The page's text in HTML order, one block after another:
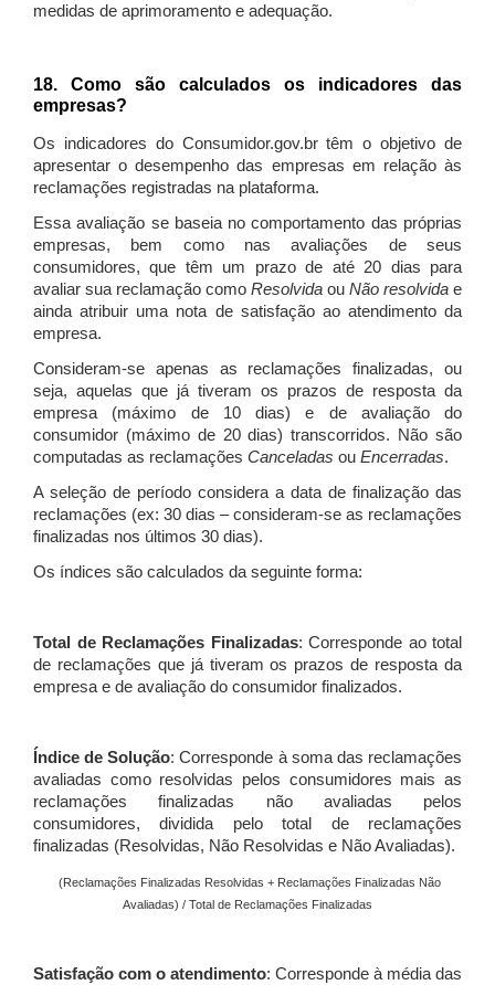
medidas de aprimoramento e adequação.
18. Como são calculados os indicadores das
empresas?
Os indicadores do Consumidor.gov.br têm o objetivo de
apresentar o desempenho das empresas em relação às
reclamações registradas na plataforma.
Essa avaliação se baseia no comportamento das próprias
empresas, bem como nas avaliações de seus
consumidores, que têm um prazo de até 20 dias para
avaliar sua reclamação como Resolvida ou Não resolvida e
ainda atribuir uma nota de satisfação ao atendimento da
empresa.
Consideram-se apenas as reclamações finalizadas, ou
seja, aquelas que já tiveram os prazos de resposta da
empresa (máximo de 10 dias) e de avaliação do
consumidor (máximo de 20 dias) transcorridos. Não são
computadas as reclamações Canceladas ou Encerradas.
A seleção de período considera a data de finalização das
reclamações (ex: 30 dias – consideram-se as reclamações
finalizadas nos últimos 30 dias).
Os índices são calculados da seguinte forma:
Total de Reclamações Finalizadas: Corresponde ao total
de reclamações que já tiveram os prazos de resposta da
empresa e de avaliação do consumidor finalizados.
Índice de Solução: Corresponde à soma das reclamações
avaliadas como resolvidas pelos consumidores mais as
reclamações finalizadas não avaliadas pelos
consumidores, dividida pelo total de reclamações
finalizadas (Resolvidas, Não Resolvidas e Não Avaliadas).
(Reclamações Finalizadas Resolvidas + Reclamações Finalizadas Não
Avaliadas) / Total de Reclamações Finalizadas
Satisfação com o atendimento: Corresponde à média das